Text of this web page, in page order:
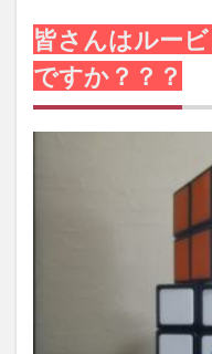
皆さんはルー
ですか？？？